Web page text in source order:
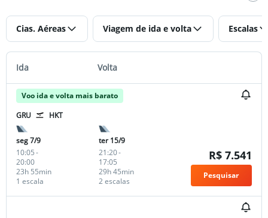
Cias. Aéreas Viagem de ida e volta Escalas
Ida Volta
Voo ida e volta mais barato
GRU
HKT
seg 7/9
10:05-
20:00
1 escala
23h 55min
ter 15/9
21:20-
17:05
2 escalas
29h 45min
R$ 7.541
Pesquisar